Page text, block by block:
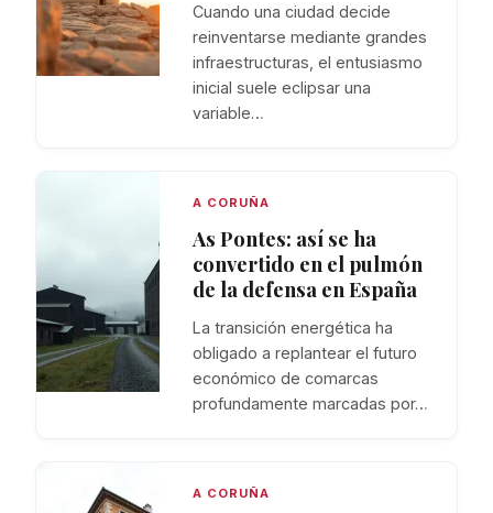
Cuando una ciudad decide
reinventarse mediante grandes
infraestructuras, el entusiasmo
inicial suele eclipsar una
variable…
A CORUÑA
As Pontes: así se ha
convertido en el pulmón
de la defensa en España
La transición energética ha
obligado a replantear el futuro
económico de comarcas
profundamente marcadas por…
A CORUÑA